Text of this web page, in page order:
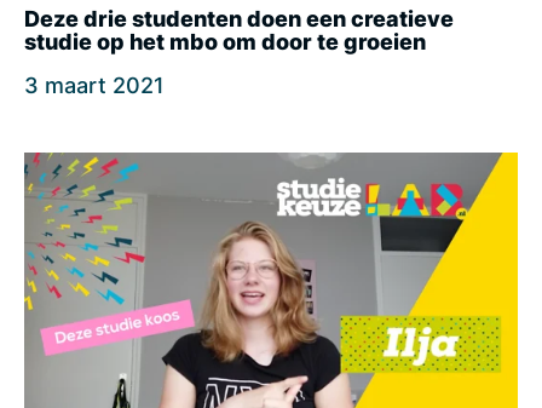
Deze drie studenten doen een creatieve
studie op het mbo om door te groeien
3 maart 2021